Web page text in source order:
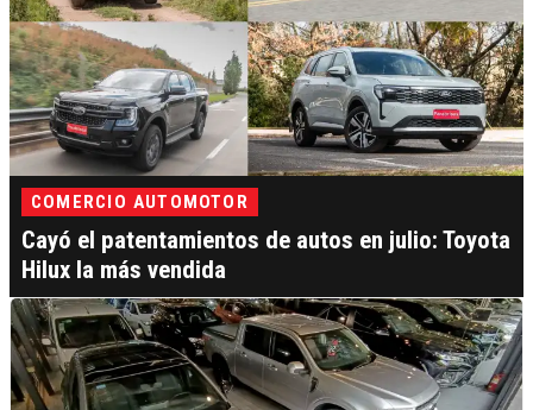
COMERCIO AUTOMOTOR
Cayó el patentamientos de autos en julio: Toyota
Hilux la más vendida